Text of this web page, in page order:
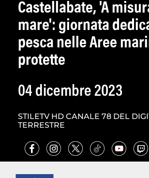
Castellabate, 'A
mare': giornata
pesca nelle Aree
protette
04 dicembre 2023
STILETV HD CANALE 78 DEL
TERRESTRE